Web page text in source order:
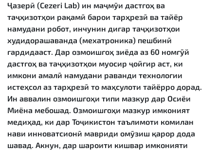
Ҷазерӣ (Cezeri Lab) ин маҷмӯи дастгоҳ ва
таҷҳизотҳои рақамӣ барои тарҳрезӣ ва тайёр
намудани робот, инчунин дигар таҷҳизотҳои
худидорашаванда (мехатроника) пешбинӣ
гардидааст. Дар озмоишгоҳ зиёда аз 60 номгӯй
дастгоҳ ва таҷҳизотҳои муосир ҷойгир аст, ки
имкони амалӣ намудани раванди технологии
истеҳсол аз тарҳрезӣ то маҳсулоти тайёрро дорад.
Ин аввалин озмоишгоҳи типи мазкур дар Осиёи
Миёна мебошад. Озмоишгоҳи мазкур имконият
медиҳад, ки дар Тоҷикистон таълимоти комилан
нави инноватсионӣ мавриди омӯзиш қарор дода
шавад. Акнун, дар шароити кишвар имконияти